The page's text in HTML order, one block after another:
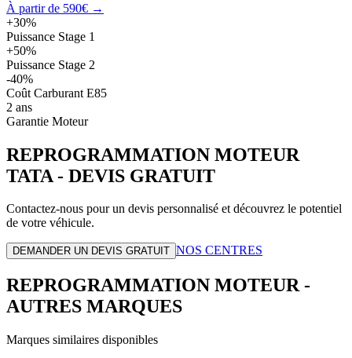
À partir de 590€ →
+30%
Puissance Stage 1
+50%
Puissance Stage 2
-40%
Coût Carburant E85
2 ans
Garantie Moteur
REPROGRAMMATION MOTEUR
TATA - DEVIS GRATUIT
Contactez-nous pour un devis personnalisé et découvrez le potentiel
de votre véhicule.
DEMANDER UN DEVIS GRATUIT NOS CENTRES
REPROGRAMMATION MOTEUR -
AUTRES MARQUES
Marques similaires disponibles